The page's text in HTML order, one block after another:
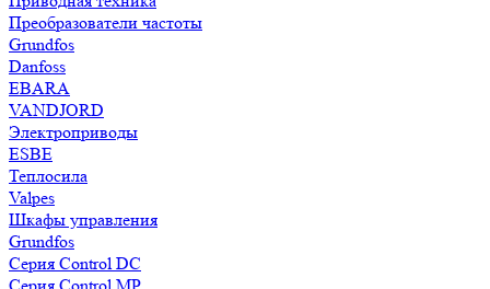
Преобразователи частоты
Grundfos
Danfoss
EBARA
VANDJORD
Электроприводы
ESBE
Теплосила
Valpes
Шкафы управления
Grundfos
Серия Control DC